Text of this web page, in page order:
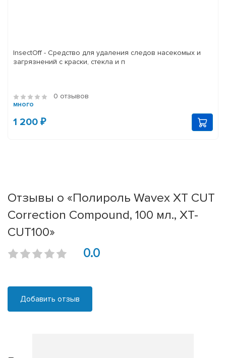
InsectOff - Средство для удаления следов насекомых и
загрязнений с краски, стекла и п
0 отзывов
много
1 200 ₽
Отзывы о «Полироль Wavex XT CUT
Correction Compound, 100 мл., XT-
CUT100»
0.0
Добавить отзыв